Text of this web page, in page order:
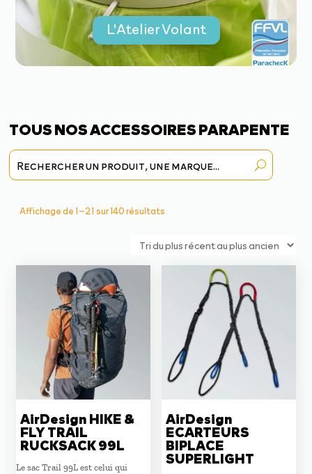
L'Atelier Volant
TOUS NOS ACCESSOIRES PARAPENTE
Affichage de 1–21 sur 140 résultats
récent
AirDesign HIKE &
FLY TRAIL
RUCKSACK 99L
Le sac Trail 99L est celui qui
AirDesign
ECARTEURS
BIPLACE
SUPERLIGHT